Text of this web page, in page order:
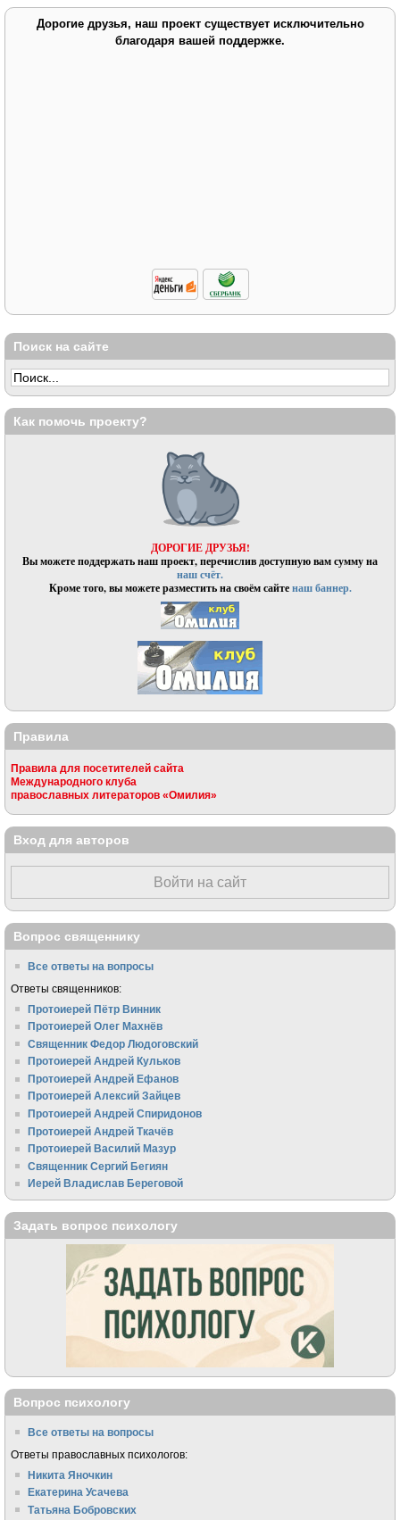
Дорогие друзья, наш проект существует исключительно
благодаря вашей поддержке.
Поиск на сайте
Как помочь проекту?
ДОРОГИЕ ДРУЗЬЯ!
Вы можете поддержать наш проект, перечислив доступную вам сумму на
наш счёт.
Кроме того, вы можете разместить на своём сайтенаш баннер.
Правила
Правила для посетителей сайта
Международного клуба
православных литераторов «Омилия»
Вход для авторов
Войти на сайт
Вопрос священнику
Все ответы на вопросы
Ответы священников:
Протоиерей Пётр Винник
Протоиерей Олег Махнёв
Священник Федор Людоговский
Протоиерей Андрей Кульков
Протоиерей Андрей Ефанов
Протоиерей Алексий Зайцев
Протоиерей Андрей Спиридонов
Протоиерей Андрей Ткачёв
Протоиерей Василий Мазур
Священник Сергий Бегиян
Иерей Владислав Береговой
Задать вопрос психологу
Вопрос психологу
Все ответы на вопросы
Ответы православных психологов:
Никита Яночкин
Екатерина Усачева
Татьяна Бобровских